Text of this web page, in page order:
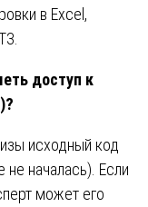
в Excel,
доступ к
исходный код
не началась). Если
может его